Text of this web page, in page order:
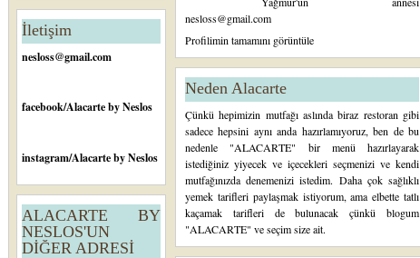
İletişim
nesloss@gmail.com
facebook/Alacarte by Neslos
instagram/Alacarte by Neslos
ALACARTE BY
NESLOS'UN
DİĞER ADRESİ
nesloss@gmail.com
Profilimin tamamını görüntüle
Neden Alacarte
Çünkü hepimizin mutfağı aslında biraz restoran gibi
sadece hepsini aynı anda hazırlamıyoruz, ben de bu
nedenle "ALACARTE" bir menü hazırlayarak
istediğiniz yiyecek ve içecekleri seçmenizi ve kendi
mutfağınızda denemenizi istedim. Daha çok sağlıklı
yemek tarifleri paylaşmak istiyorum, ama elbette tatlı
kaçamak tarifleri de bulunacak çünkü blogum
"ALACARTE" ve seçim size ait.